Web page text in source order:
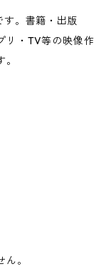
。書籍・出版
リ・TV等の映像作
。